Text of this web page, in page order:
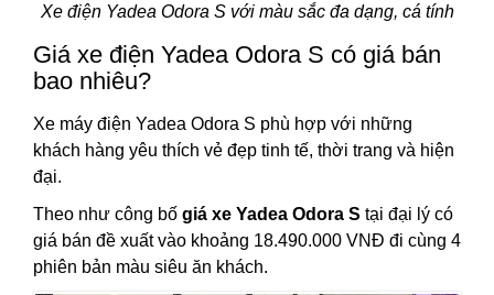
Xe điện Yadea Odora S với màu sắc đa dạng, cá tính
Giá xe điện Yadea Odora S có giá bán
bao nhiêu?
Xe máy điện Yadea Odora S phù hợp với những
khách hàng yêu thích vẻ đẹp tinh tế, thời trang và hiện
đại.
Theo như công bố giá xe Yadea Odora S tại đại lý có
giá bán đề xuất vào khoảng 18.490.000 VNĐ đi cùng 4
phiên bản màu siêu ăn khách.